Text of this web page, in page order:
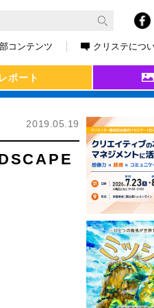
コンテンツ クリステにつ
ポート
2019.05.19